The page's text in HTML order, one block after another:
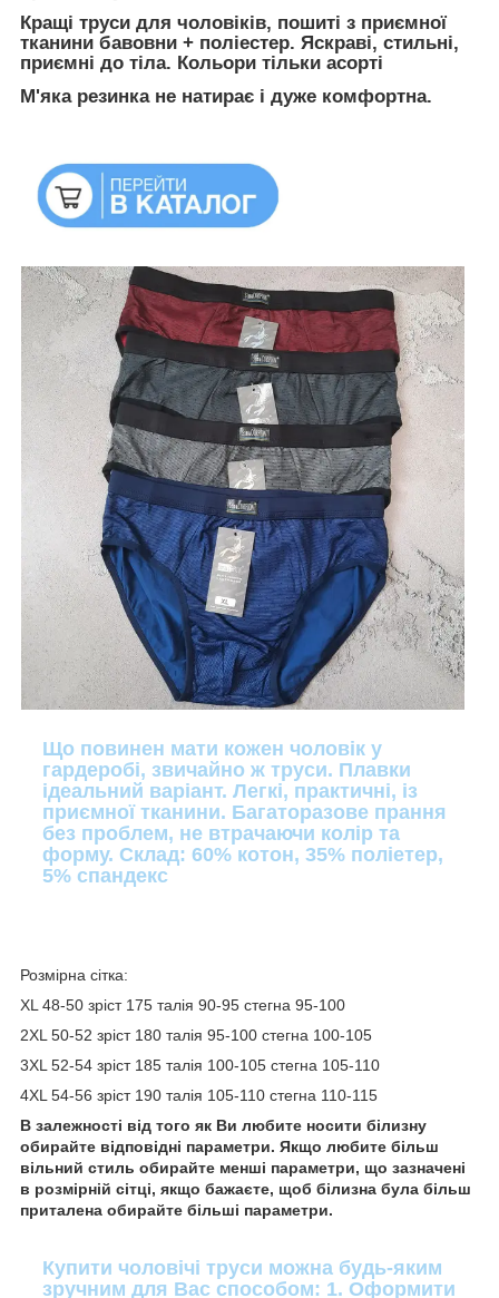
Кращі труси для чоловіків, пошиті з приємної
тканини бавовни + поліестер. Яскраві, стильні,
приємні до тіла. Кольори тільки асорті
М'яка резинка не натирає і дуже комфортна.
Що повинен мати кожен чоловік у
гардеробі, звичайно ж труси. Плавки
ідеальний варіант. Легкі, практичні, із
приємної тканини. Багаторазове прання
без проблем, не втрачаючи колір та
форму. Склад: 60% котон, 35% поліетер,
5% спандекс
Розмірна сітка:
XL 48-50 зріст 175 талія 90-95 стегна 95-100
2XL 50-52 зріст 180 талія 95-100 стегна 100-105
3XL 52-54 зріст 185 талія 100-105 стегна 105-110
4XL 54-56 зріст 190 талія 105-110 стегна 110-115
В залежності від того як Ви любите носити білизну
обирайте відповідні параметри. Якщо любите більш
вільний стиль обирайте менші параметри, що зазначені
в розмірній сітці, якщо бажаєте, щоб білизна була більш
приталена обирайте більші параметри.
Купити чоловічі труси можна будь-яким
зручним для Вас способом: 1. Оформити